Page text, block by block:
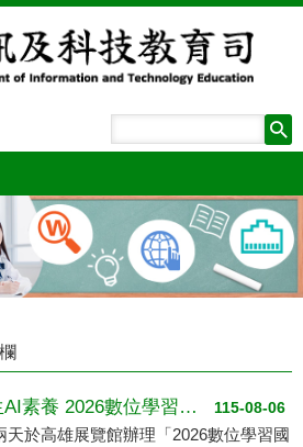
115-08-06
匯聚全球視野深化師生AI素養 2026數位學習國際論壇高雄登場
於高雄展覽館辦理「2026數位學習國